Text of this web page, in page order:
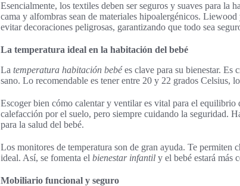
Esencialmente, los textiles deben ser seguros y suaves para la
cama y alfombras sean de materiales hipoalergénicos.
evitar decoraciones peligrosas, garantizando que todo sea
La temperatura ideal en la habitación del bebé
La temperatura habitación bebées clave para su bienestar. Es
sano. Lo recomendable es tener entre 20 y 22 grados Celsius,
Escoger bien cómo calentar y ventilar es vital para el equilibrio
calefacción por el suelo, pero siempre cuidando la seguridad.
para la salud del bebé.
Los monitores de temperatura son de gran ayuda. Te permiten
ideal. Así, se fomenta el bienestar infantil y el bebé estará más
Mobiliario funcional y seguro